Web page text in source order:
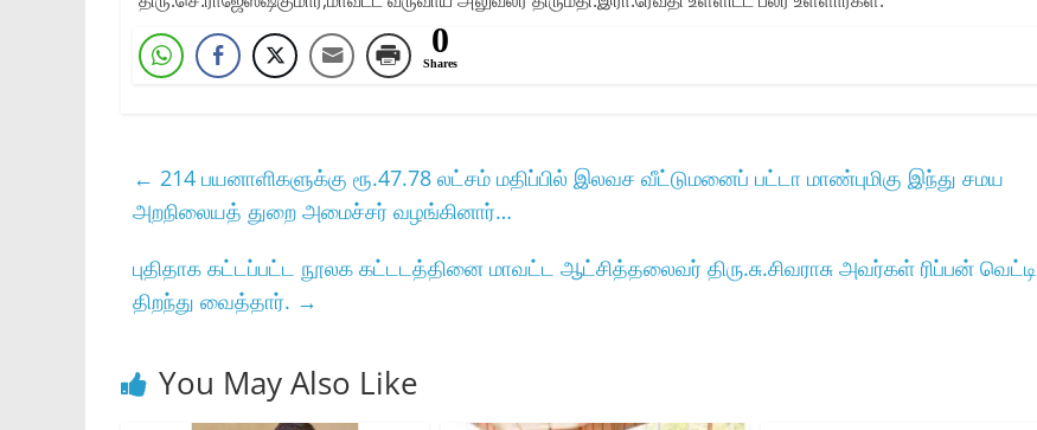
0
Shares
← 214 பயனாளிகளுக்கு ரூ.47.78 லட்சம் மதிப்பில் இலவச வீட்டுமனைப் பட்டா மாண்புமிகு இந்து சமய
அறநிலையத் துறை அமைச்சர் வழங்கினார்…
புதிதாக கட்டப்பட்ட நூலக கட்டடத்தினை மாவட்ட ஆட்சித்தலைவர்‌ திரு.சு.சிவராசு அவர்கள்‌ ரிப்பன்‌ வெட்டி
திறந்து வைத்தார்‌. →
You May Also Like